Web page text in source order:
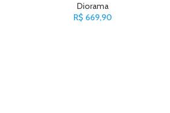
Diorama
R$ 669,90